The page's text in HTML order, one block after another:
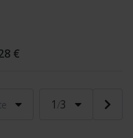
€
1 /3